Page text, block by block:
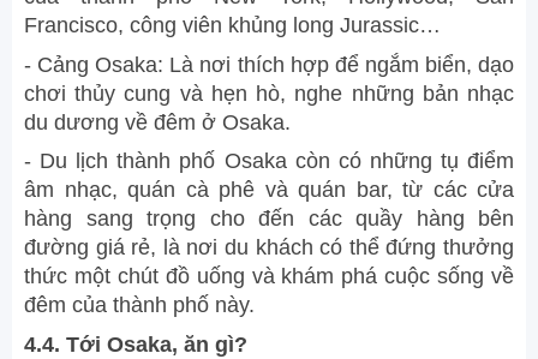
Francisco, công viên khủng long Jurassic…
- Cảng Osaka: Là nơi thích hợp để ngắm biển, dạo
chơi thủy cung và hẹn hò, nghe những bản nhạc
du dương về đêm ở Osaka.
- Du lịch thành phố Osaka còn có những tụ điểm
âm nhạc, quán cà phê và quán bar, từ các cửa
hàng sang trọng cho đến các quầy hàng bên
đường giá rẻ, là nơi du khách có thể đứng thưởng
thức một chút đồ uống và khám phá cuộc sống về
đêm của thành phố này.
4.4. Tới Osaka, ăn gì?